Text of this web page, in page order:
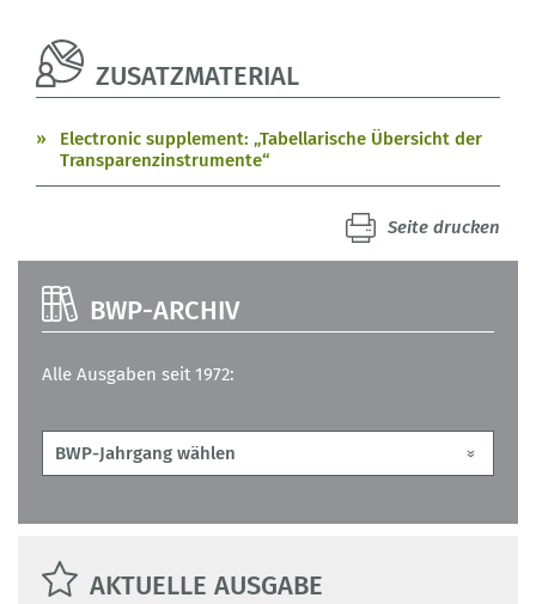
ZUSATZMATERIAL
Electronic supplement: „Tabellarische Übersicht der
Transparenzinstrumente“
Seite drucken
BWP-ARCHIV
Alle Ausgaben seit 1972:
AKTUELLE AUSGABE